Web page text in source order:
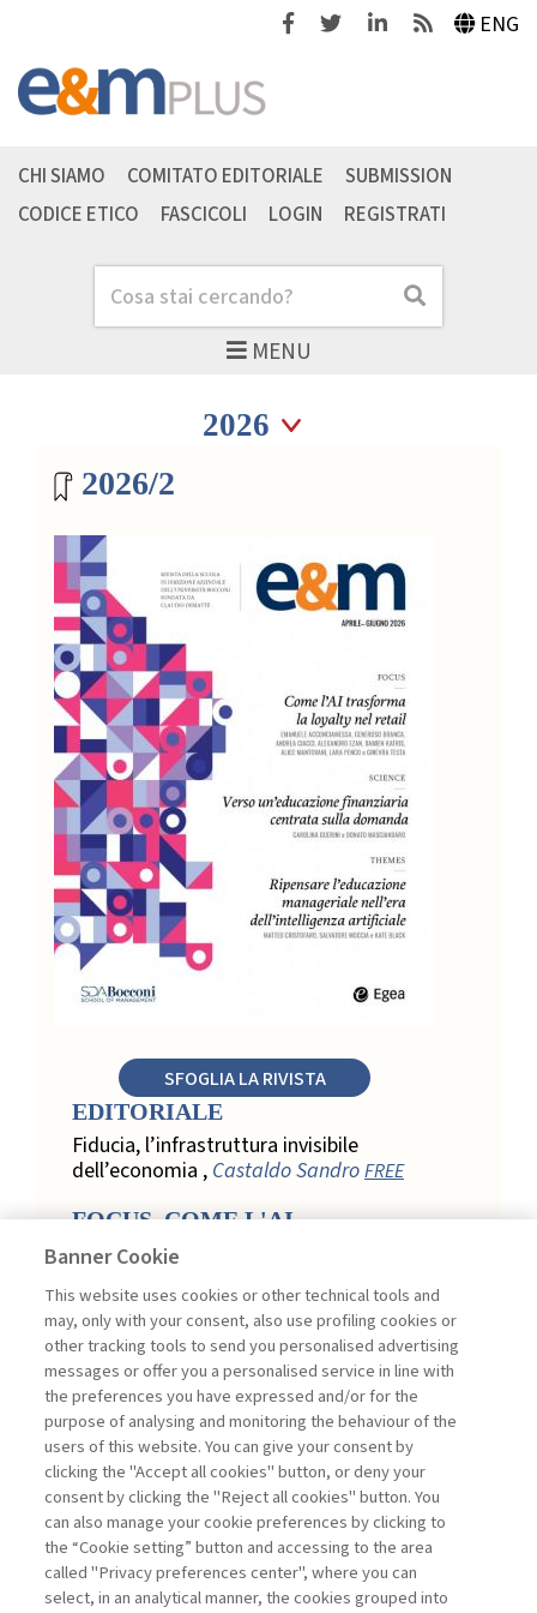
FacebookTwitterLinkedinFeeds ENG
MENU
Cerca Cerca
CHI SIAMO COMITATO EDITORIALE
SUBMISSION
CODICE ETICO
FASCICOLI LOGIN REGISTRATI
Archivio riviste
Seleziona annoSeleziona anno
2026/2
SFOGLIA LA RIVISTA
EDITORIALE
Fiducia, l’infrastruttura invisibile
dell’economia , Castaldo SandroFREE
FOCUS. COME L'AI
TRASFORMA LA LOYALTY
Relazione, personalizzazione e
misurazione: come l’AI trasforma la
loyalty nel retail ,Acconciamessa
Emanuele
Evidenze da uno studio qualitativo nel
retail: loyalty e fiducia nella
trasformazione digitale ,Penco Lara,
Testa Ginevra
Touchpoint ed enabler nella loyalty
digitale: un modello per progettare la
relazione con il cliente ,Ciacci Andrea,
Banner Cookie
This website uses cookies or other technical tools and
may, only with your consent, also use profiling cookies or
other tracking tools to send you personalised advertising
messages or offer you a personalised service in line with
the preferences you have expressed and/or for the
purpose of analysing and monitoring the behaviour of the
users of this website. You can give your consent by
clicking the "Accept all cookies" button, or deny your
consent by clicking the "Reject all cookies" button. You
can also manage your cookie preferences by clicking to
the “Cookie setting” button and accessing to the area
called "Privacy preferences center", where you can
select, in an analytical manner, the cookies grouped into